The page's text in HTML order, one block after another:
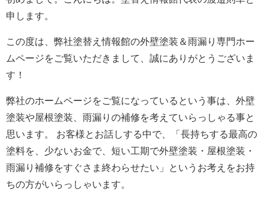
申します。
この度は、弊社塗替え情報館の外壁塗装＆雨漏り専門ホー
ムページをご覧いただきまして、誠にありがとうございま
す！
弊社のホームページをご覧になっているという事は、外壁
塗装や屋根塗装、雨漏りの補修を考えていらっしゃる事と
思います。 お客様とお話しする中で、「長持ちする最高の
塗料を、少ないお金で、短い工期で外壁塗装・屋根塗装・
雨漏り補修をすぐさま終わらせたい」というお考えをお持
ちの方がいらっしゃいます。